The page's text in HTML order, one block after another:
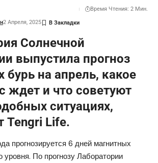
2 Апреля, 2025
Время Чтения: 2 Мин.
Cолнечной
выпустила прогноз
бурь на апрель, какое
ждет и что советуют
ситуациях,
Tengri Life.
прогнозируется 6 дней магнитных
уровня. По прогнозу Лаборатории